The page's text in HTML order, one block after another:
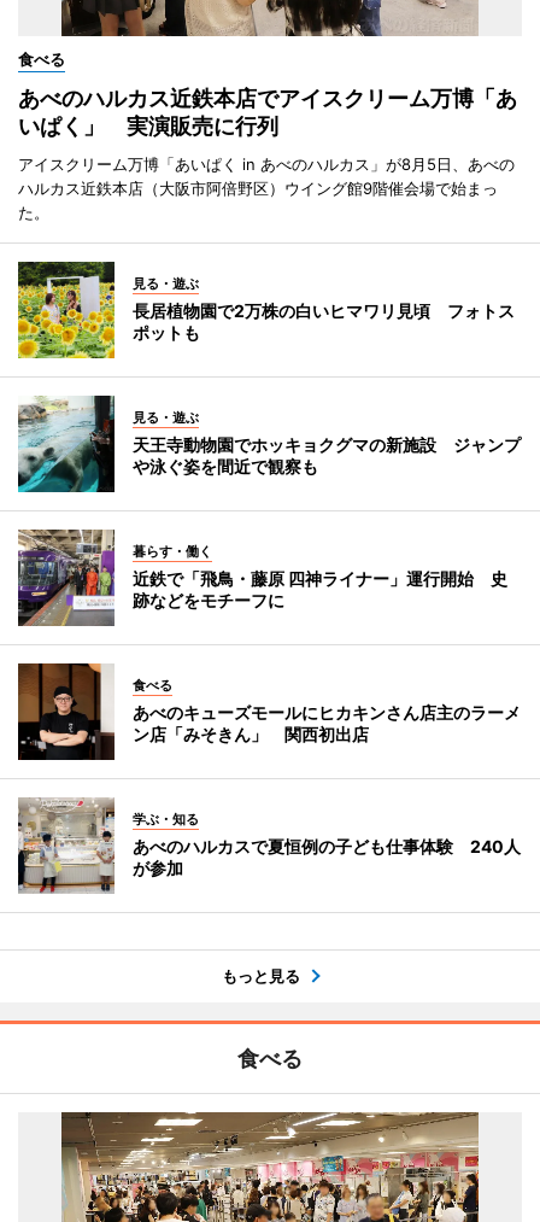
食べる
あべのハルカス近鉄本店でアイスクリーム万博「あ
いぱく」 実演販売に行列
アイスクリーム万博「あいぱく in あべのハルカス」が8月5日、あべの
ハルカス近鉄本店（大阪市阿倍野区）ウイング館9階催会場で始まっ
た。
見る・遊ぶ
長居植物園で2万株の白いヒマワリ見頃 フォトス
ポットも
見る・遊ぶ
天王寺動物園でホッキョクグマの新施設 ジャンプ
や泳ぐ姿を間近で観察も
暮らす・働く
近鉄で「飛鳥・藤原 四神ライナー」運行開始 史
跡などをモチーフに
食べる
あべのキューズモールにヒカキンさん店主のラーメ
ン店「みそきん」 関西初出店
学ぶ・知る
あべのハルカスで夏恒例の子ども仕事体験 240人
が参加
もっと見る
食べる